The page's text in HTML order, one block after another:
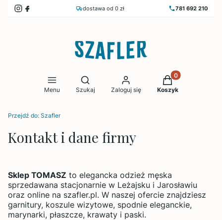
dostawa od 0 zł 781 692 210
Menu
Otwórz wyszukiwarkę
Szukaj Zaloguj się
Produkty w
Koszyk
Przejdź do: Szafler
Kontakt i dane firmy
Sklep TOMASZ to elegancka odzież męska
sprzedawana stacjonarnie w Leżajsku i Jarosławiu
oraz online na szafler.pl. W naszej ofercie znajdziesz
garnitury, koszule wizytowe, spodnie eleganckie,
marynarki, płaszcze, krawaty i paski.